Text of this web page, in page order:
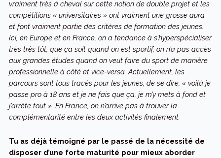
vraiment très à cheval sur cette notion de double projet et les
compétitions « universitaires » ont vraiment une grosse aura
et font vraiment partie des critères de formation des jeunes.
Ici, en Europe et en France, on a tendance à s’hyperspécialiser
très très tôt, que ça soit quand on est sportif, on n’a pas accès
aux grandes études quand on veut faire du sport de manière
professionnelle à côté et vice-versa. Actuellement, les
parcours sont tous tracés pour les jeunes, de se dire, « voilà je
passe pro à 18 ans et je ne fais que ça, je m’y mets à fond et
j’arrête tout ». En France, on n’arrive pas à trouver la
complémentarité entre les deux activités finalement.
Tu as déjà témoigné par le passé de la nécessité de
disposer d’une forte maturité pour mieux aborder